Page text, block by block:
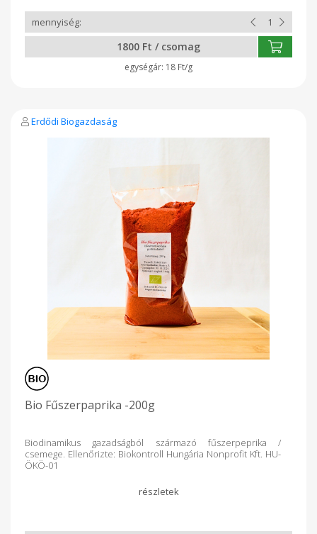
1800 Ft / csomag
18 Ft/g
Erdődi Biogazdaság
Bio Fűszerpaprika -200g
Biodinamikus gazadságból származó fűszerpeprika /
csemege. Ellenőrizte: Biokontroll Hungária Nonprofit Kft. HU-
ÖKÖ-01